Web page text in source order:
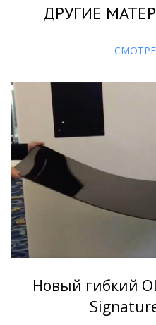
ДРУГИЕ
Новый гибкий